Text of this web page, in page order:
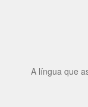
A língua que